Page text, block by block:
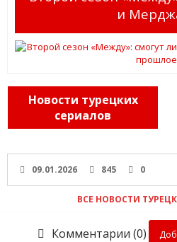
и
Новости турецких
сериалов
09.01.2026 845 0
ВСЕ НОВОСТИ
Комментарии (0)